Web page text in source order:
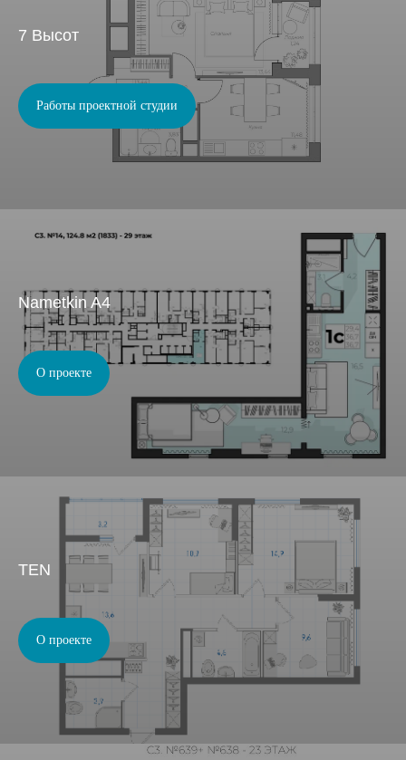
7 Высот
Работы проектной студии
Nametkin A4
О проекте
TEN
О проекте